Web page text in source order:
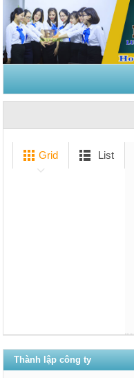
Grid List
Thành lập công ty